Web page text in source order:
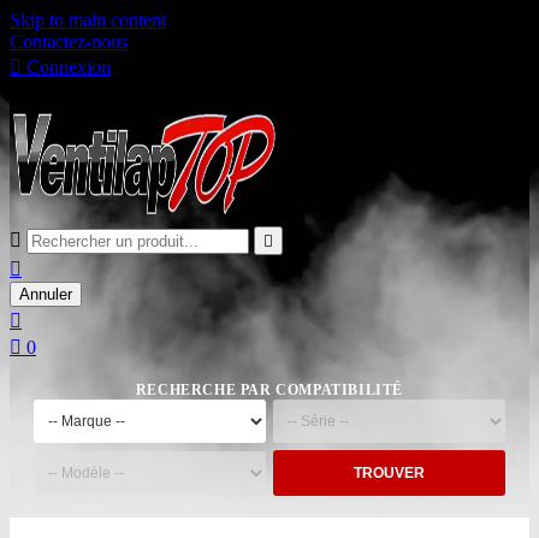
Skip to main content
Contactez-nous
 Connexion
 

Annuler

 0
RECHERCHE PAR COMPATIBILITÉ
TROUVER